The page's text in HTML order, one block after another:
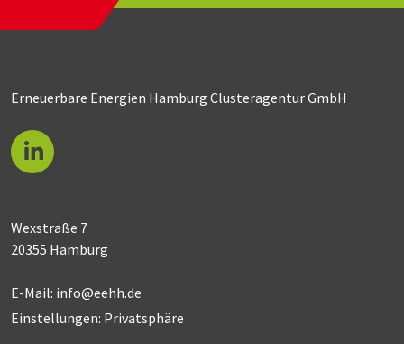
Erneuerbare Energien Hamburg Clusteragentur GmbH
Wexstraße 7
20355 Hamburg
E-Mail: info@eehh.de
Einstellungen: Privatsphäre